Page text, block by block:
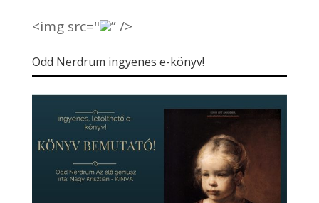
<img src=" ” />
Odd Nerdrum ingyenes e-könyv!